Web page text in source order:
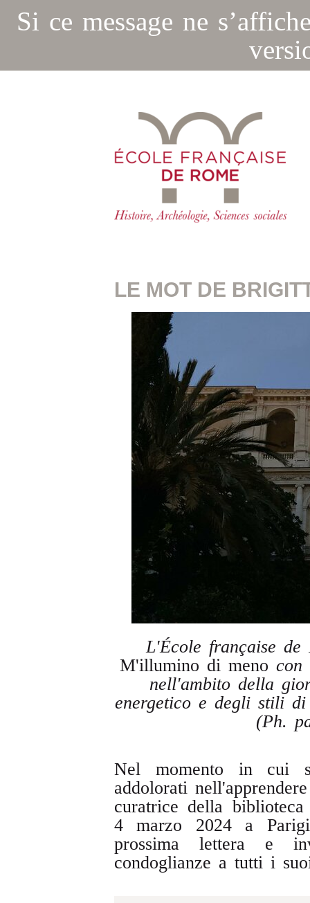
Si ce message ne
LE MOT DE
L'École française
M'illumino di meno con
nell'ambito della
energetico e degli stili
(Ph.
Nel momento in cui
addolorati
curatrice della
4 marzo 2024 a
prossima lettera e
condoglianze a tutti i